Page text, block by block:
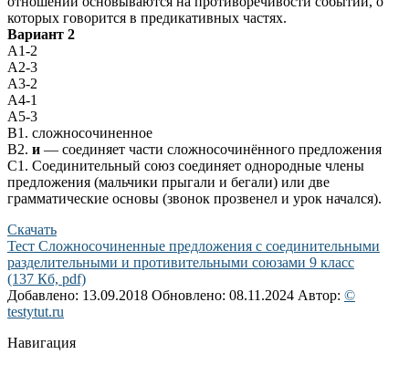
которых говорится в предикативных частях.
Вариант 2
А1-2
А2-3
А3-2
А4-1
А5-3
В1. сложносочиненное
В2. и — соединяет части сложносочинённого предложения
С1. Соединительный союз соединяет однородные члены
предложения (мальчики прыгали и бегали) или две
грамматические основы (звонок прозвенел и урок начался).
Скачать
Тест Сложносочиненные предложения с соединительными
разделительными и противительными союзами 9 класс
(137 Кб, pdf)
Добавлено: 13.09.2018 Обновлено: 08.11.2024 Автор: ©
testytut.ru
Навигация